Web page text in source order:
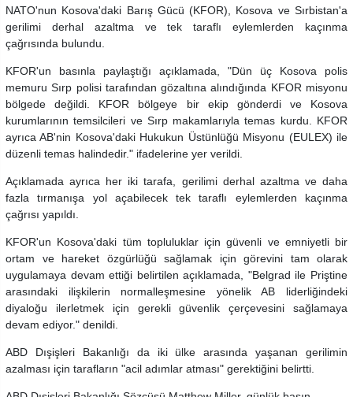
NATO'nun Kosova'daki Barış Gücü (KFOR), Kosova ve Sırbistan'a
gerilimi derhal azaltma ve tek taraflı eylemlerden kaçınma
çağrısında bulundu.
KFOR'un basınla paylaştığı açıklamada, "Dün üç Kosova polis
memuru Sırp polisi tarafından gözaltına alındığında KFOR misyonu
bölgede değildi. KFOR bölgeye bir ekip gönderdi ve Kosova
kurumlarının temsilcileri ve Sırp makamlarıyla temas kurdu. KFOR
ayrıca AB'nin Kosova'daki Hukukun Üstünlüğü Misyonu (EULEX) ile
düzenli temas halindedir." ifadelerine yer verildi.
Açıklamada ayrıca her iki tarafa, gerilimi derhal azaltma ve daha
fazla tırmanışa yol açabilecek tek taraflı eylemlerden kaçınma
çağrısı yapıldı.
KFOR'un Kosova'daki tüm topluluklar için güvenli ve emniyetli bir
ortam ve hareket özgürlüğü sağlamak için görevini tam olarak
uygulamaya devam ettiği belirtilen açıklamada, "Belgrad ile Priştine
arasındaki ilişkilerin normalleşmesine yönelik AB liderliğindeki
diyaloğu ilerletmek için gerekli güvenlik çerçevesini sağlamaya
devam ediyor." denildi.
ABD Dışişleri Bakanlığı da iki ülke arasında yaşanan gerilimin
azalması için tarafların "acil adımlar atması" gerektiğini belirtti.